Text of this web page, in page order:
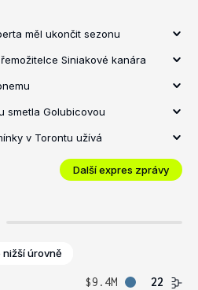
měl ukončit sezonu
Siniakové kanára
smetla Golubicovou
v Torontu užívá
Další expres zprávy
nižší úrovně
$9.4M
22